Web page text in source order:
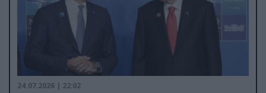
24.07.2026 | 22:02